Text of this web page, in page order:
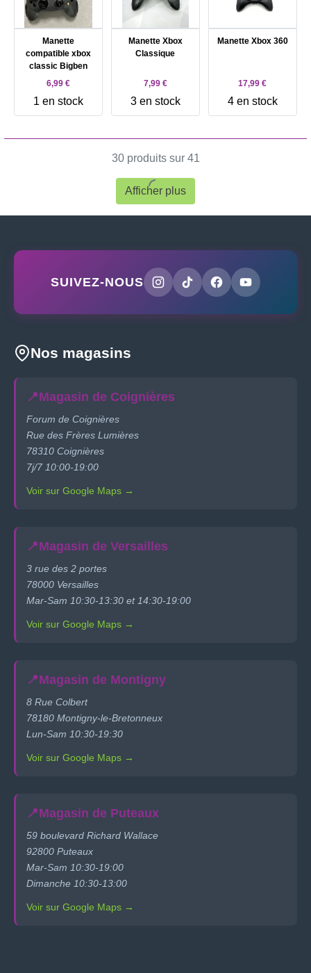
Manette
compatible xbox
classic Bigben
6,99 €
1 en stock
Manette Xbox
Classique
7,99 €
3 en stock
Manette Xbox 360
17,99 €
4 en stock
30 produits sur 41
Afficher plus
SUIVEZ-NOUS
Nos magasins
📍Magasin de Coignières
Forum de Coignières
Rue des Frères Lumières
78310 Coignières
7j/7 10:00-19:00
Voir sur Google Maps →
📍Magasin de Versailles
3 rue des 2 portes
78000 Versailles
Mar-Sam 10:30-13:30 et 14:30-19:00
Voir sur Google Maps →
📍Magasin de Montigny
8 Rue Colbert
78180 Montigny-le-Bretonneux
Lun-Sam 10:30-19:30
Voir sur Google Maps →
📍Magasin de Puteaux
59 boulevard Richard Wallace
92800 Puteaux
Mar-Sam 10:30-19:00
Dimanche 10:30-13:00
Voir sur Google Maps →